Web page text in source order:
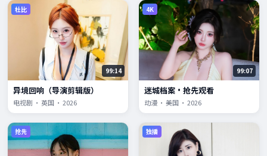
杜比
99:14
异境回响（导演剪辑版）
电视剧 · 英国 · 2026
4K
99:07
迷城档案·抢先观看
动漫 · 美国 · 2026
抢先 独播